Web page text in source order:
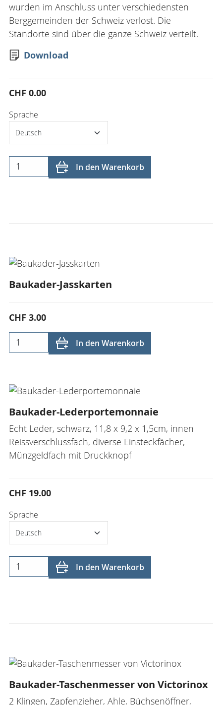
wurden im Anschluss unter verschiedensten
Berggemeinden der Schweiz verlost. Die
Standorte sind über die ganze Schweiz verteilt.
Download
CHF 0.00
Sprache
In den Warenkorb
Baukader-Jasskarten
CHF 3.00
In den Warenkorb
Baukader-Lederportemonnaie
Echt Leder, schwarz, 11,8 x 9,2 x 1,5cm, innen
Reissverschlussfach, diverse Einsteckfächer,
Münzgeldfach mit Druckknopf
CHF 19.00
Sprache
In den Warenkorb
Baukader-Taschenmesser von Victorinox
2 Klingen, Zapfenzieher, Ahle, Büchsenöffner,